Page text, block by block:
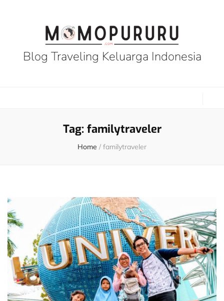
Blog Traveling Keluarga Indonesia
Tag: familytraveler
Home / familytraveler